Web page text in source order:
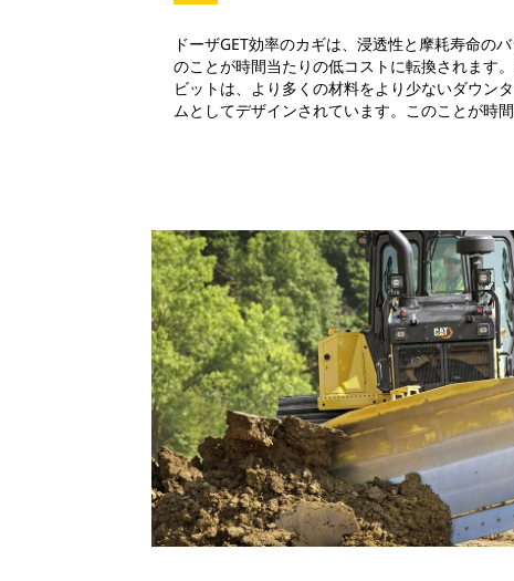
ドーザGET効率のカギは、浸透性と摩耗寿命の
のことが時間当たりの低コストに転換されます
ビットは、より多くの材料をより少ないダウン
ムとしてデザインされています。このことが時